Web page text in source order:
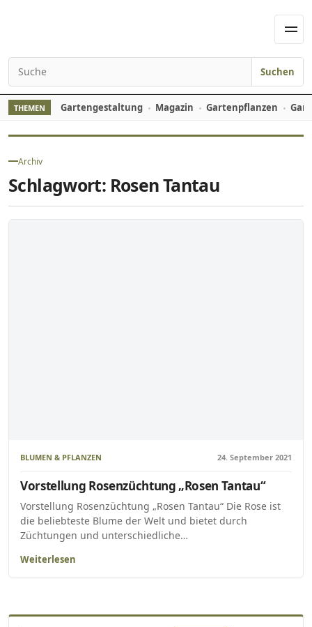
Search for:
Suchen
THEMEN Gartengestaltung Magazin Gartenpflanzen
Archiv
Schlagwort: Rosen Tantau
BLUMEN & PFLANZEN 24. September 2021
Vorstellung Rosenzüchtung „Rosen Tantau“
Vorstellung Rosenzüchtung „Rosen Tantau“ Die Rose ist
die beliebteste Blume der Welt und bietet durch
Züchtungen und unterschiedliche…
Weiterlesen